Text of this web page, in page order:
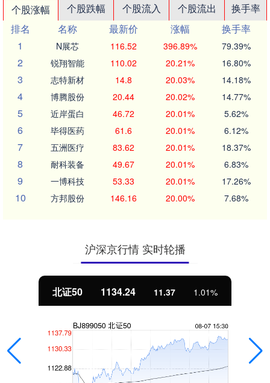
个股涨幅 个股跌幅 个股流入 个股流出
换手率
排名
名称 最新价 涨幅
换手率
1
N展芯 116.52 396.89% 79.39%
2 锐翔智能 110.02 20.21% 16.80%
3 志特新材 14.8 20.03% 14.18%
4 博腾股份 20.44 20.02% 14.77%
5 近岸蛋白 46.72 20.01% 5.62%
6 毕得医药 61.6 20.01% 6.12%
7 五洲医疗 83.62 20.01% 18.37%
8 耐科装备 49.67 20.01% 6.83%
9 一博科技 53.33 20.01% 17.26%
10 方邦股份 146.16 20.00% 7.68%
沪深京行情 实时轮播
北证50 1134.24 11.37 1.01%